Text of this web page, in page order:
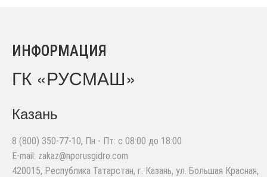
ИНФОРМАЦИЯ
ГК «РУСМАШ»
Казань
8 (800) 350-77-10, Пн - Пт: с 08:00 до 18:00
E-mail: zakaz@nporusgidro.com
420015, Республика Татарстан, г. Казань, ул. Большая Красная,